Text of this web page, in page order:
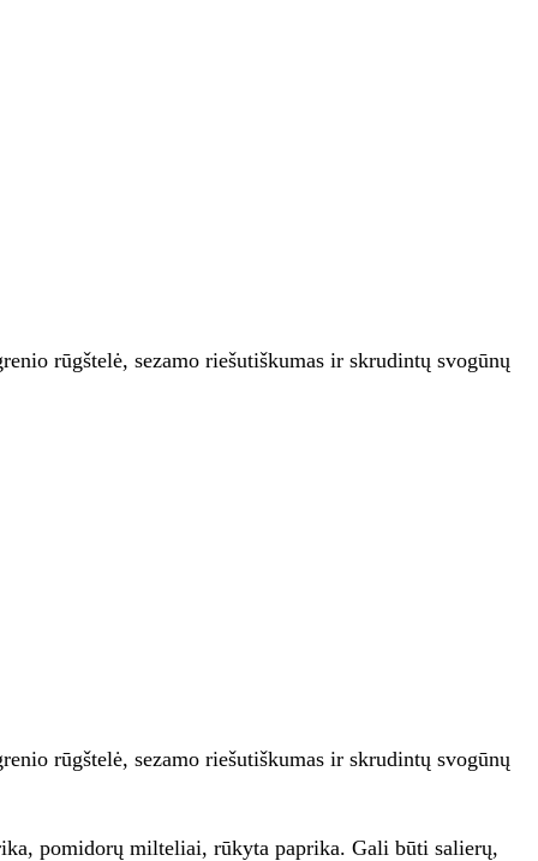
rūgštelė, sezamo riešutiškumas ir skrudintų svogūnų
rūgštelė, sezamo riešutiškumas ir skrudintų svogūnų
pomidorų milteliai, rūkyta paprika. Gali būti salierų,